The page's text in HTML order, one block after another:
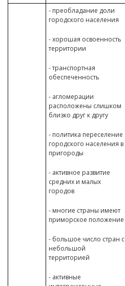
- преобладание доли
городского населения
- хорошая освоенность
территории
- транспортная
обеспеченность
- агломерации
расположены слишком
близко друг к другу
- политика переселение
городского населения в
пригороды
- активное развитие
средних и малых
городов
- многие страны имеют
приморское положение
- большое число стран с
небольшой
территорией
- активные